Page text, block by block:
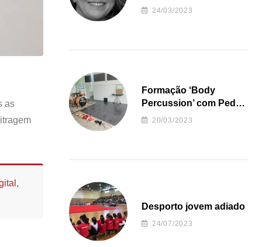
as
,
24/03/2023
Formação ‘Body
Percussion’ com Pedro
Almeida
20/03/2023
Desporto jovem adiado
24/07/2023